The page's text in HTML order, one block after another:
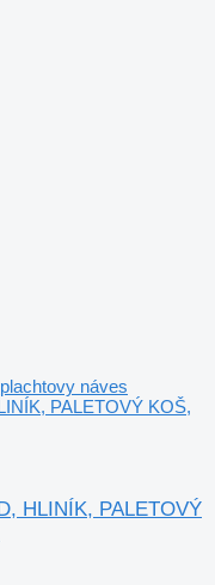
náves
PALETOVÝ KOŠ,
HLINÍK, PALETOVÝ